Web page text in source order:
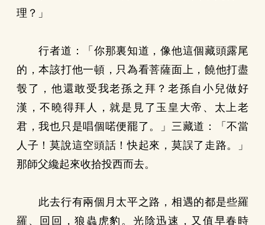
理？」
行者道：「你那裏知道，像他這個藏頭露尾
的，本該打他一頓，只為看菩薩面上，饒他打盡
彀了，他還敢受我老孫之拜？老孫自小兒做好
漢，不曉得拜人，就是見了玉皇大帝、太上老
君，我也只是唱個喏便罷了。」三藏道：「不當
人子！莫說這空頭話！快起來，莫誤了走路。」
那師父纔起來收拾投西而去。
此去行有兩個月太平之路，相遇的都是些羅
羅、回回，狼蟲虎豹。光陰迅速，又值早春時